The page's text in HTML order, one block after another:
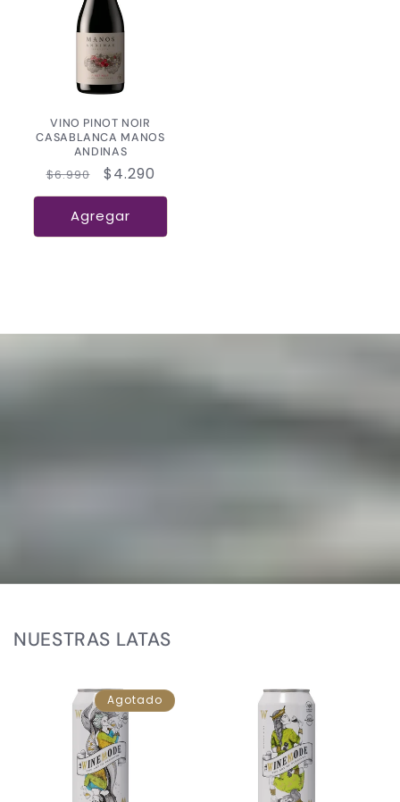
VINO PINOT NOIR
CASABLANCA MANOS
ANDINAS
Precio
habitual
$6.990
Precio
de
oferta
$4.290
Agregar
NUESTRAS LATAS
Agotado